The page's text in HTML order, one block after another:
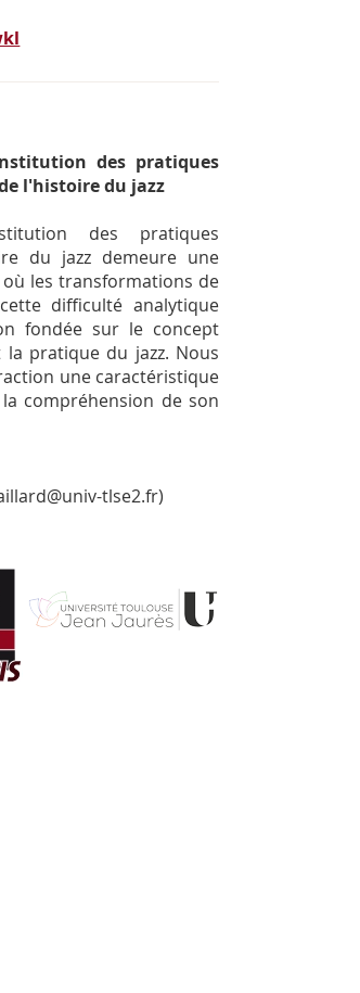
des pratiques
l'histoire du jazz
des pratiques
du jazz demeure une
les transformations de
difficulté analytique
fondée sur le concept
pratique du jazz. Nous
une caractéristique
compréhension de son
tlse2.fr)